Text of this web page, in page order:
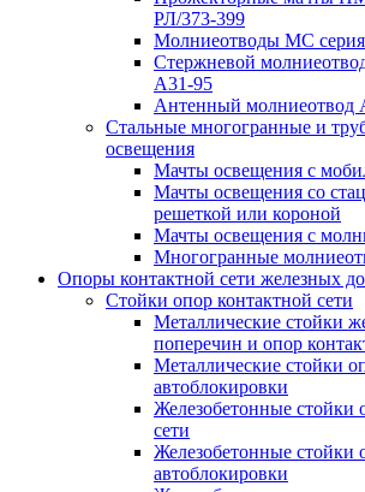
РЛ/373-399
Молниеотводы МС серия
Стержневой
А31-95
Антенный молниеотвод
Стальные многогранные и
освещения
Мачты освещения с
Мачты освещения со
решеткой или короной
Мачты освещения с
Многогранные
Опоры контактной сети железных
Стойки опор контактной сети
Металлические стойки
поперечин и опор
Металлические стойки
автоблокировки
Железобетонные стойки
сети
Железобетонные стойки
автоблокировки